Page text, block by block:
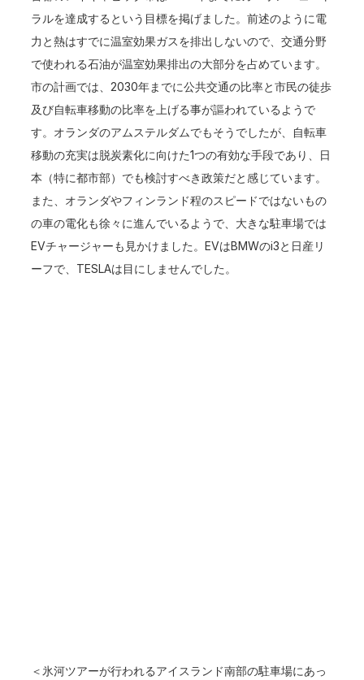
ラルを達成するという目標を掲げました。前述のように電
力と熱はすでに温室効果ガスを排出しないので、交通分野
で使われる石油が温室効果排出の大部分を占めています。
市の計画では、2030年までに公共交通の比率と市民の徒歩
及び自転車移動の比率を上げる事が謳われているようで
す。オランダのアムステルダムでもそうでしたが、自転車
移動の充実は脱炭素化に向けた1つの有効な手段であり、日
本（特に都市部）でも検討すべき政策だと感じています。
また、オランダやフィンランド程のスピードではないもの
の車の電化も徐々に進んでいるようで、大きな駐車場では
EVチャージャーも見かけました。EVはBMWのi3と日産リ
ーフで、TESLAは目にしませんでした。
＜氷河ツアーが行われるアイスランド南部の駐車場にあっ